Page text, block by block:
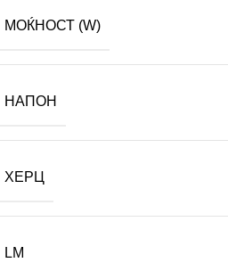
МОЌНОСТ (W)
НАПОН
ХЕРЦ
LM